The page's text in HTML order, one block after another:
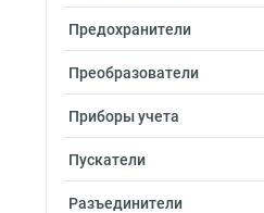
Предохранители
Преобразователи
Приборы учета
Пускатели
Разъединители